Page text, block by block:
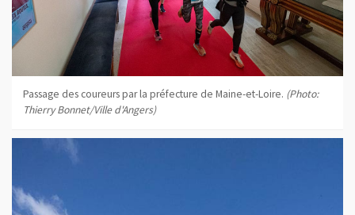
Passage des coureurs par la préfecture de Maine-et-Loire. (Photo:
Thierry Bonnet/Ville d'Angers)